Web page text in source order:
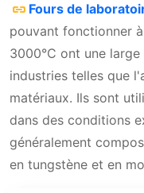
Fours de
pouvant fonctionner
3000°C ont une
industries telles que
matériaux. Ils sont
dans des conditions
généralement
en tungstène et en